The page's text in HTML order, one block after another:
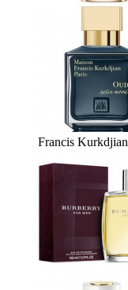
Francis Kurkdjian